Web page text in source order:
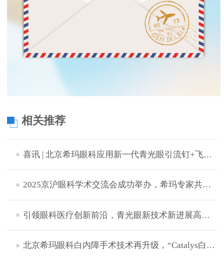
相关推荐
喜讯 | 北京希玛眼科应用新一代青光眼引流钉+飞秒激光白内障辅助技术成功完成中晚期青白联合微创手术
2025京沪眼科学术交流会成功举办，希玛专家共探眼病治疗新策略
引领眼科医疗创新前沿，青光眼新技术新进展高峰论坛成功举办
北京希玛眼科白内障手术技术再升级，“Catalys白力士”飞秒激光白内障手术设备正式启用